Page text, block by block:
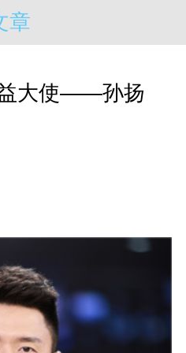
章
大使——孙扬